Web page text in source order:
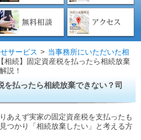
サービス > 当事務所にいただいた相
【相続】固定資産税を払ったら相続放棄
説！
を払ったら相続放棄できない？司
あえず実家の固定資産税を支払ったも
つかり「相続放棄したい」と考える方